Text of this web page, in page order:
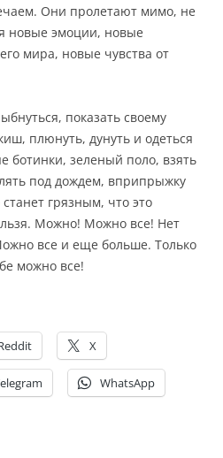
Они пролетают мимо, не
новые эмоции, новые
мира, новые чувства от
показать своему
плюнуть, дунуть и одеться
ботинки, зеленый поло, взять
под дождем, вприпрыжку
грязным, что это
Можно! Можно все! Нет
все и еще больше. Только
можно все!
X
WhatsApp